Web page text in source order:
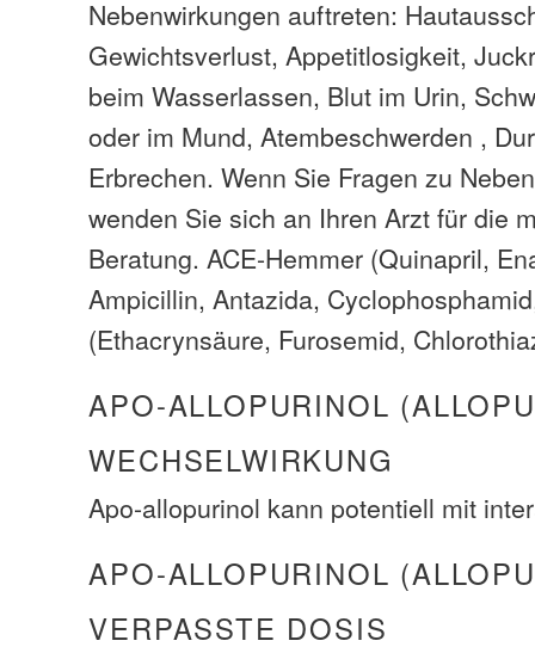
Nebenwirkungen auftreten:
Gewichtsverlust, Appetitlosigkeit,
beim Wasserlassen, Blut im Urin,
oder im Mund, Atembeschwerden ,
Erbrechen. Wenn Sie Fragen zu
wenden Sie sich an Ihren Arzt für die
Beratung. ACE-Hemmer (Quinapril,
Ampicillin, Antazida,
(Ethacrynsäure, Furosemid,
APO-ALLOPURINOL
WECHSELWIRKUNG
Apo-allopurinol kann potentiell mit
APO-ALLOPURINOL
VERPASSTE DOSIS